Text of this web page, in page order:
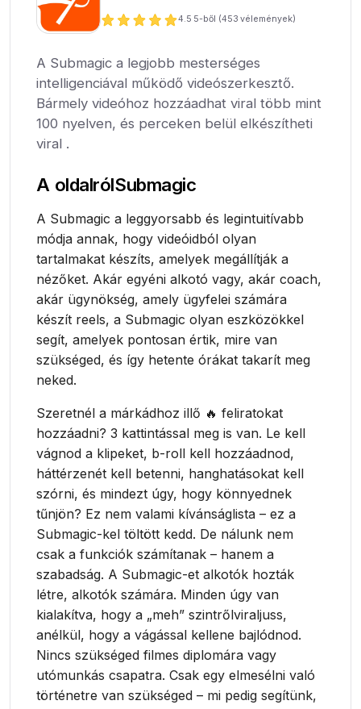
4.5 5-ből (453 vélemények)
A Submagic a legjobb mesterséges
intelligenciával működő videószerkesztő.
Bármely videóhoz hozzáadhat viral több mint
100 nyelven, és perceken belül elkészítheti
viral .
A oldalrólSubmagic
A Submagic a leggyorsabb és legintuitívabb
módja annak, hogy videóidból olyan
tartalmakat készíts, amelyek megállítják a
nézőket. Akár egyéni alkotó vagy, akár coach,
akár ügynökség, amely ügyfelei számára
készít reels, a Submagic olyan eszközökkel
segít, amelyek pontosan értik, mire van
szükséged, és így hetente órákat takarít meg
neked.
Szeretnél a márkádhoz illő 🔥 feliratokat
hozzáadni? 3 kattintással meg is van. Le kell
vágnod a klipeket, b-roll kell hozzáadnod,
háttérzenét kell betenni, hanghatásokat kell
szórni, és mindezt úgy, hogy könnyednek
tűnjön? Ez nem valami kívánságlista – ez a
Submagic-kel töltött kedd. De nálunk nem
csak a funkciók számítanak – hanem a
szabadság. A Submagic-et alkotók hozták
létre, alkotók számára. Minden úgy van
kialakítva, hogy a „meh” szintrőlviraljuss,
anélkül, hogy a vágással kellene bajlódnod.
Nincs szükséged filmes diplomára vagy
utómunkás csapatra. Csak egy elmesélni való
történetre van szükséged – mi pedig segítünk,